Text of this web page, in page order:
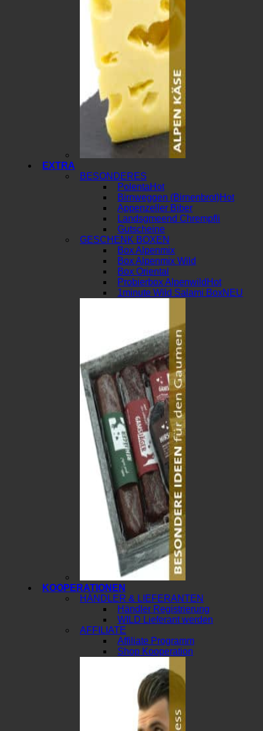
EXTRA
BESONDERES
Polenta
Birnweggen (Birnenbrot)
Appenzeller Biber
Landsgmeend Chrempfli
Gutscheine
GESCHENK BOXEN
Box Alpenmix
Box Alpenmix Wild
Box Oriental
Probierbox Alpenwild
1minute Wild Salami Box
KOOPERATIONEN
HÄNDLER & LIEFERANTEN
Händler Registrierung
WILD Lieferant werden
AFFILIATE
Affiliate Programm
Shop Kooperation